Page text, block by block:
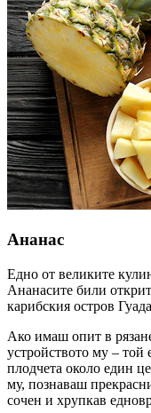
Ананас
Едно от великите
Ананасите били
карибския остров
Ако имаш опит в
устройството му – той
плодчета около един
му, познаваш
сочен и хрупкав